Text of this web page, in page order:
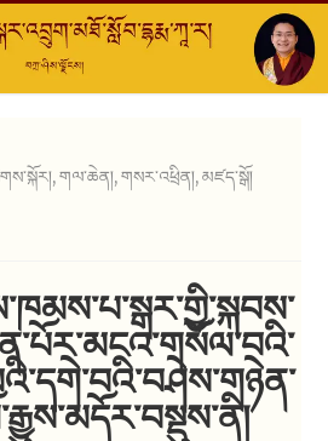
,གལ་ཆེན།,གསར་འཕྲིན།,མཛད་སྒོ།